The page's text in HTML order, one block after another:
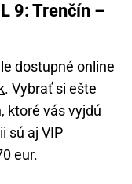
9: Trenčín –
dostupné online
. Vybrať si ešte
ktoré vás vyjdú
sú aj VIP
eur.